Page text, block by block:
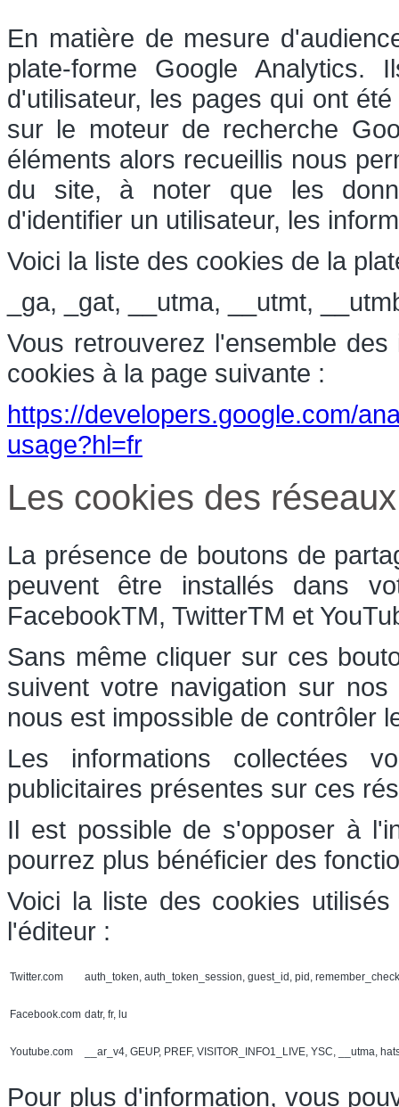
En matière de mesure
plate-forme Google Analytics.
d'utilisateur, les pages qui ont
sur le moteur de recherche
éléments alors recueillis nous
du site, à noter que les
d'identifier un utilisateur, les
Voici la liste des cookies de la
_ga, _gat, __utma, __utmt,
Vous retrouverez l'ensemble
cookies à la page suivante :
https://developers.google.com/
usage?hl=fr
Les cookies des
La présence de boutons de
peuvent être installés dans
FacebookTM, TwitterTM et
Sans même cliquer sur ces
suivent votre navigation sur
nous est impossible de contrôler
Les informations collectées
publicitaires présentes sur ces
Il est possible de s'opposer à
pourrez plus bénéficier des
Voici la liste des cookies
l'éditeur :
Twitter.com auth_token, auth_token_session, guest_id, pid,
Facebook.com datr, fr, lu
Youtube.com __ar_v4, GEUP, PREF, VISITOR_INFO1_LIVE, YSC, __utma,
Pour plus d'information, vous